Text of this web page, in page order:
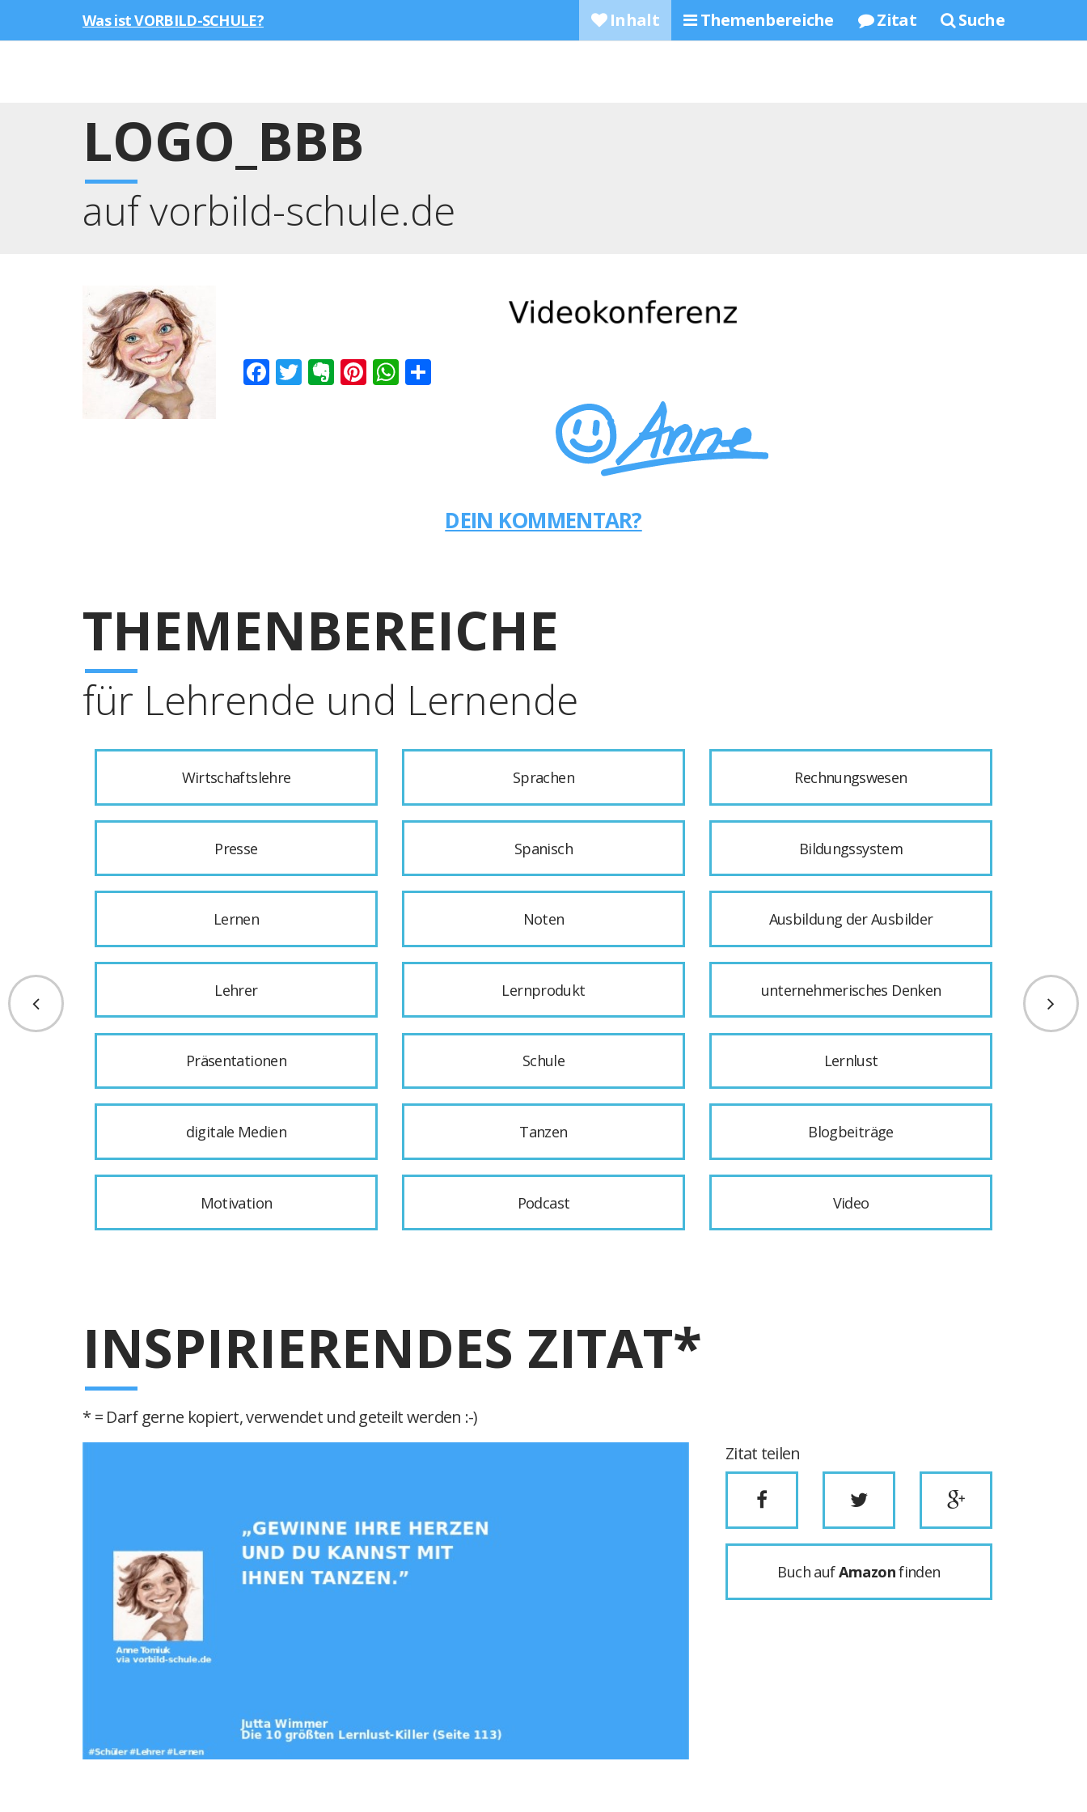
Was ist VORBILD-SCHULE? Inhalt Themenbereiche Zitat Suche
LOGO_BBB
auf vorbild-schule.de
Facebook
Twitter
Evernote
Pinterest
WhatsApp
DEIN KOMMENTAR?
THEMENBEREICHE
für Lehrende und Lernende
Wirtschaftslehre Sprachen Rechnungswesen
Presse Spanisch Bildungssystem
Lernen Noten Ausbildung der Ausbilder
Lehrer Lernprodukt unternehmerisches Denken
Präsentationen Schule Lernlust
digitale Medien Tanzen Blogbeiträge
Motivation Podcast Video
INSPIRIERENDES ZITAT*
* = Darf gerne kopiert, verwendet und geteilt werden :-)
Zitat teilen
Buch aufAmazonfinden